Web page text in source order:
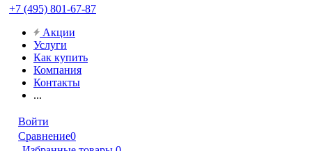
+7 (495) 801-67-87
Акции
Услуги
Как купить
Компания
Контакты
...
Войти
Сравнение0